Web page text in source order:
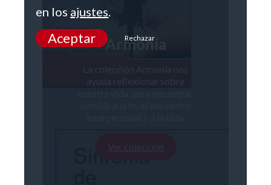
Armonía
La colección Armonía nos
ayuda reflexionar sobre
Ver colección
en los ajustes.
Aceptar Rechazar